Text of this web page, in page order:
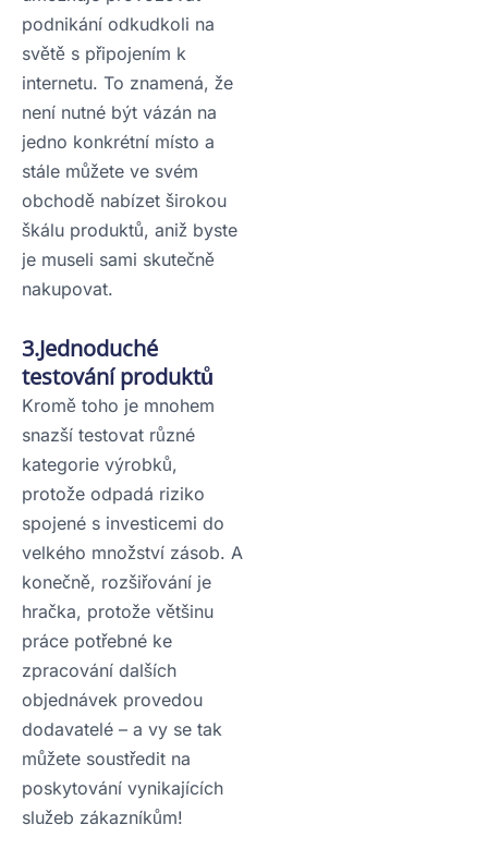
podnikání odkudkoli na
světě s připojením k
internetu. To znamená, že
není nutné být vázán na
jedno konkrétní místo a
stále můžete ve svém
obchodě nabízet širokou
škálu produktů, aniž byste
je museli sami skutečně
nakupovat.
3.Jednoduché
testování produktů
Kromě toho je mnohem
snazší testovat různé
kategorie výrobků,
protože odpadá riziko
spojené s investicemi do
velkého množství zásob. A
konečně, rozšiřování je
hračka, protože většinu
práce potřebné ke
zpracování dalších
objednávek provedou
dodavatelé – a vy se tak
můžete soustředit na
poskytování vynikajících
služeb zákazníkům!